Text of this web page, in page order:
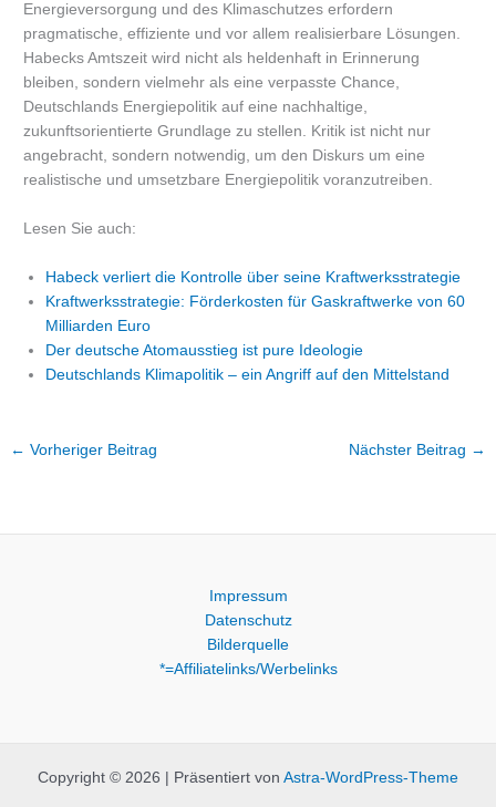
Energieversorgung und des Klimaschutzes erfordern
pragmatische, effiziente und vor allem realisierbare Lösungen.
Habecks Amtszeit wird nicht als heldenhaft in Erinnerung
bleiben, sondern vielmehr als eine verpasste Chance,
Deutschlands Energiepolitik auf eine nachhaltige,
zukunftsorientierte Grundlage zu stellen. Kritik ist nicht nur
angebracht, sondern notwendig, um den Diskurs um eine
realistische und umsetzbare Energiepolitik voranzutreiben.
Lesen Sie auch:
Habeck verliert die Kontrolle über seine Kraftwerksstrategie
Kraftwerksstrategie: Förderkosten für Gaskraftwerke von 60
Milliarden Euro
Der deutsche Atomausstieg ist pure Ideologie
Deutschlands Klimapolitik – ein Angriff auf den Mittelstand
← Vorheriger Beitrag Nächster Beitrag →
Impressum
Datenschutz
Bilderquelle
*=Affiliatelinks/Werbelinks
Copyright © 2026 | Präsentiert von Astra-WordPress-Theme